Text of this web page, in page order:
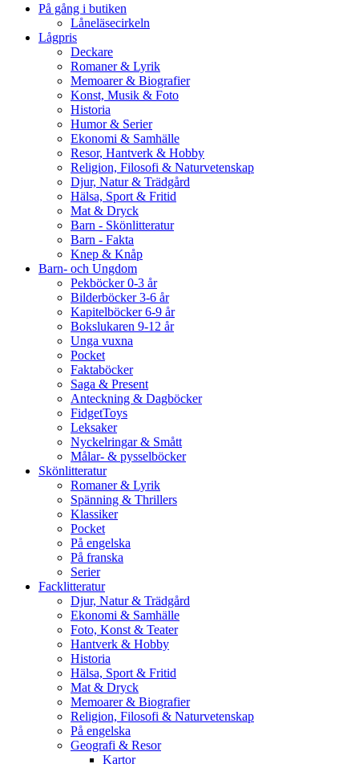
På gång i butiken
Låneläsecirkeln
Lågpris
Deckare
Romaner & Lyrik
Memoarer & Biografier
Konst, Musik & Foto
Historia
Humor & Serier
Ekonomi & Samhälle
Resor, Hantverk & Hobby
Religion, Filosofi & Naturvetenskap
Djur, Natur & Trädgård
Hälsa, Sport & Fritid
Mat & Dryck
Barn - Skönlitteratur
Barn - Fakta
Knep & Knåp
Barn- och Ungdom
Pekböcker 0-3 år
Bilderböcker 3-6 år
Kapitelböcker 6-9 år
Bokslukaren 9-12 år
Unga vuxna
Pocket
Faktaböcker
Saga & Present
Anteckning & Dagböcker
FidgetToys
Leksaker
Nyckelringar & Smått
Målar- & pysselböcker
Skönlitteratur
Romaner & Lyrik
Spänning & Thrillers
Klassiker
Pocket
På engelska
På franska
Serier
Facklitteratur
Djur, Natur & Trädgård
Ekonomi & Samhälle
Foto, Konst & Teater
Hantverk & Hobby
Historia
Hälsa, Sport & Fritid
Mat & Dryck
Memoarer & Biografier
Religion, Filosofi & Naturvetenskap
På engelska
Geografi & Resor
Kartor